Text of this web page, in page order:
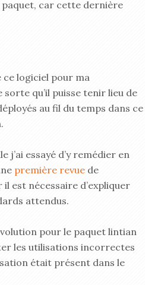
paquet, car cette dernière
logiciel pour ma
qu’il puisse tenir lieu de
au fil du temps dans ce
j’ai essayé d’y remédier en
première revue de
est nécessaire d’expliquer
attendus.
pour le paquet lintian
les utilisations incorrectes
était présent dans le